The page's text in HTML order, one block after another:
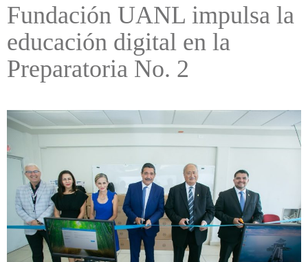
Fundación UANL impulsa la
educación digital en la
Preparatoria No. 2